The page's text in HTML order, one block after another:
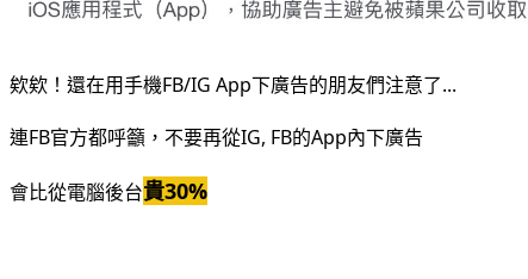
欸欸！還在用手機FB/IG App下廣告的朋友們注意了...
連FB官方都呼籲，不要再從IG, FB的App內下廣告
會比從電腦後台貴30%